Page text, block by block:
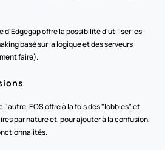
d'Edgegap offre la possibilité d'utiliser les
basé sur la logique et des serveurs
faire).
EOS offre à la fois des "lobbies" et
par nature et, pour ajouter à la confusion,